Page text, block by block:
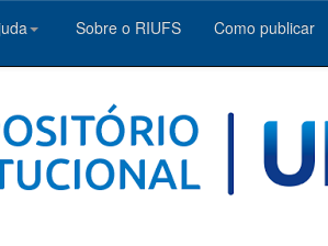
Sobre o RIUFS Como publicar